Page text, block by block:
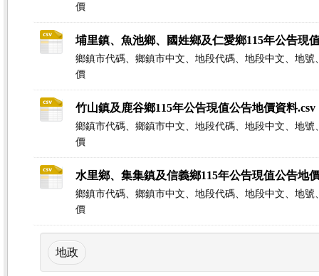
價
埔里鎮、魚池鄉、國姓鄉及仁愛鄉115年公告現
鄉鎮市代碼、鄉鎮市中文、地段代碼、地段中文、地
價
竹山鎮及鹿谷鄉115年公告現值公告地價資料.csv
鄉鎮市代碼、鄉鎮市中文、地段代碼、地段中文、地
價
水里鄉、集集鎮及信義鄉115年公告現值公告地
鄉鎮市代碼、鄉鎮市中文、地段代碼、地段中文、地
價
地政